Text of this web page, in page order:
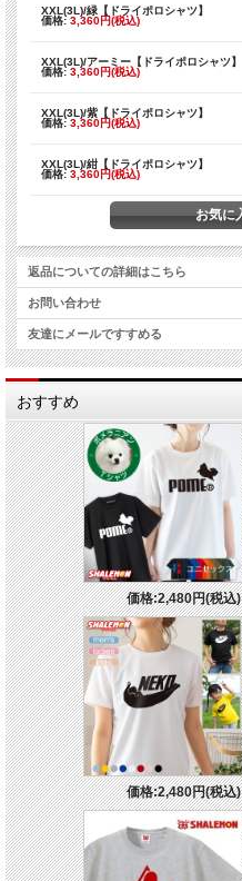
XXL(3L)/緑【ドライポロシャツ】
価格: 3,360円(税込)
XXL(3L)/アーミー【ドライポロシャツ】
価格: 3,360円(税込)
XXL(3L)/紫【ドライポロシャツ】
価格: 3,360円(税込)
XXL(3L)/紺【ドライポロシャツ】
価格: 3,360円(税込)
返品についての詳細はこちら
お問い合わせ
友達にメールですすめる
おすすめ
価格:2,480円(税込)
価格:2,480円(税込)